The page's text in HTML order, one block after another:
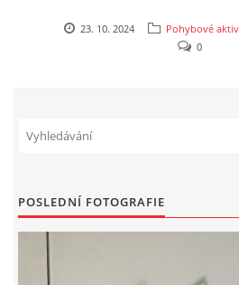
VZDĚLÁVACÍ BLOK LISTOPAD
VZDĚLÁVACÍ BLOK LEDEN
VZDĚLÁVACÍ BLOK BŘEZEN
23. 10. 2024
Pohybové
0
POSLEDNÍ FOTOGRAFIE